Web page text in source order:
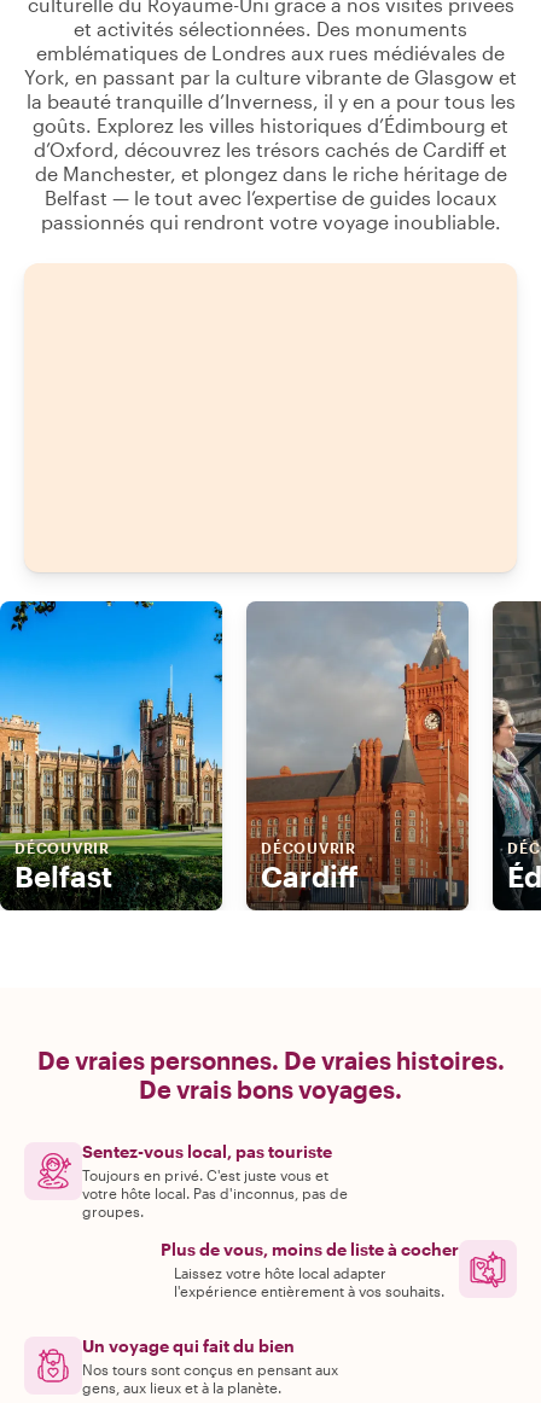
et activités sélectionnées. Des monuments
emblématiques de Londres aux rues médiévales de
York, en passant par la culture vibrante de Glasgow et
la beauté tranquille d’Inverness, il y en a pour tous les
goûts. Explorez les villes historiques d’Édimbourg et
d’Oxford, découvrez les trésors cachés de Cardiff et
de Manchester, et plongez dans le riche héritage de
Belfast — le tout avec l’expertise de guides locaux
passionnés qui rendront votre voyage inoubliable.
DÉCOUVRIR
Belfast
DÉCOUVRIR
Cardiff
De vraies personnes. De vraies histoires.
De vrais bons voyages.
Sentez-vous local, pas touriste
Toujours en privé. C'est juste vous et
votre hôte local. Pas d'inconnus, pas de
groupes.
Plus de vous, moins de liste à cocher
Laissez votre hôte local adapter
l'expérience entièrement à vos souhaits.
Un voyage qui fait du bien
Nos tours sont conçus en pensant aux
gens, aux lieux et à la planète.